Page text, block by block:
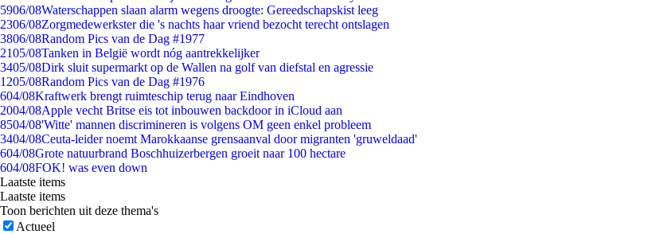
5906/08Waterschappen slaan alarm wegens droogte: Gereedschapskist leeg
2306/08Zorgmedewerkster die 's nachts haar vriend bezocht terecht ontslagen
3806/08Random Pics van de Dag #1977
2105/08Tanken in België wordt nóg aantrekkelijker
3405/08Dirk sluit supermarkt op de Wallen na golf van diefstal en agressie
1205/08Random Pics van de Dag #1976
604/08Kraftwerk brengt ruimteschip terug naar Eindhoven
2004/08Apple vecht Britse eis tot inbouwen backdoor in iCloud aan
8504/08'Witte' mannen discrimineren is volgens OM geen enkel probleem
3404/08Ceuta-leider noemt Marokkaanse grensaanval door migranten 'gruweldaad'
604/08Grote natuurbrand Boschhuizerbergen groeit naar 100 hectare
604/08FOK! was even down
Laatste items
Laatste items
Toon berichten uit deze thema's
Actueel